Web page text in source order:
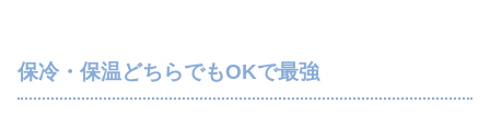
保冷・保温どちらでもOKで最強